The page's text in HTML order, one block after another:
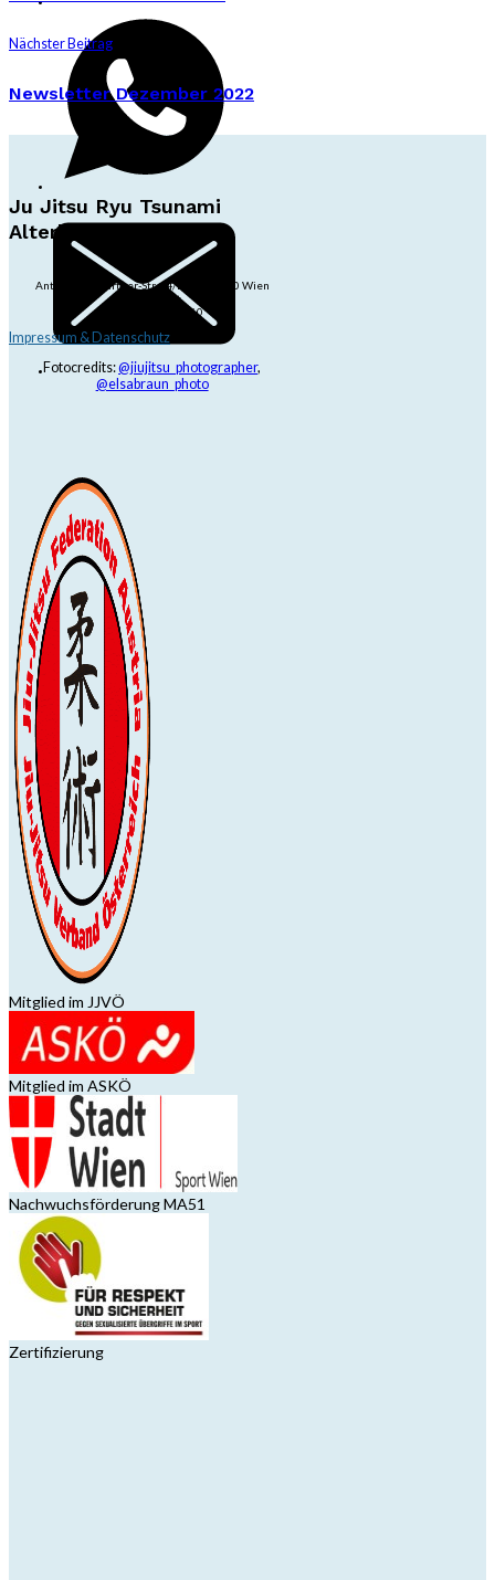
Nächster Beitrag
Newsletter Dezember 2022
Ju Jitsu Ryu Tsunami
Alterlaa
Anton-Baumgartner-Str. 44/B8/01, 1230 Wien
dojo@jjrt.at
+43 6991 171 81 60
Impressum & Datenschutz
Fotocredits:@jiujitsu_photographer,
@elsabraun_photo
Mitglied im JJVÖ
Mitglied im ASKÖ
Nachwuchsförderung MA51
Zertifizierung